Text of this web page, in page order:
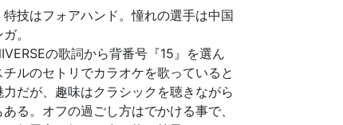
技はフォアハンド。憧れの選手は中国
。
の歌詞から背番号『15』を選ん
ルのセトリでカラオケを歌っていると
だが、趣味はクラシックを聴きながら
る。オフの過ごし方はでかける事で、